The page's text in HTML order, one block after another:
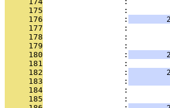
     175
:
     176
                 :
     177
:
     178
:
     179
:
     180
                 :
     181
:
     182
                 :
     183
                 :
     184
:
     185
: